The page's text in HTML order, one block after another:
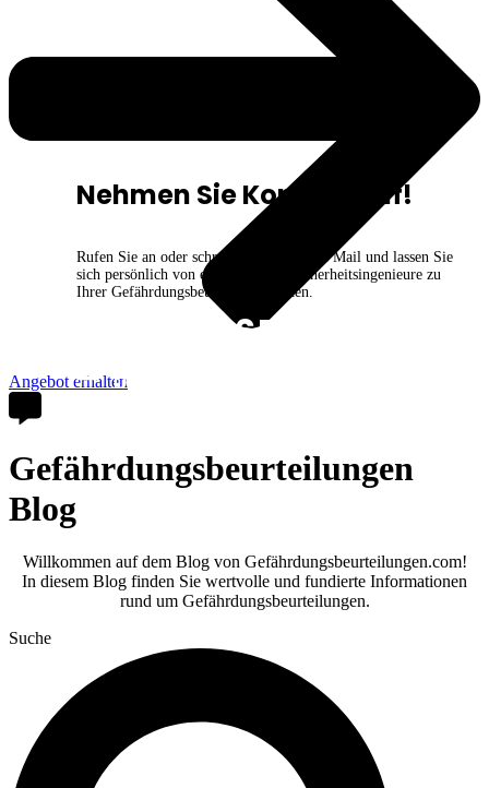
Angebot erhalten
Nehmen Sie Kontakt auf!
Rufen Sie an oder schreiben Sie uns eine Mail und lassen Sie
sich persönlich von einem unserer Sicherheitsingenieure zu
Ihrer Gefährdungsbeurteilung beraten.
05264 6556384
beurteilungen.com
Gefährdungsbeurteilungen
Blog
Willkommen auf dem Blog von Gefährdungsbeurteilungen.com!
In diesem Blog finden Sie wertvolle und fundierte Informationen
rund um Gefährdungsbeurteilungen.
Suche